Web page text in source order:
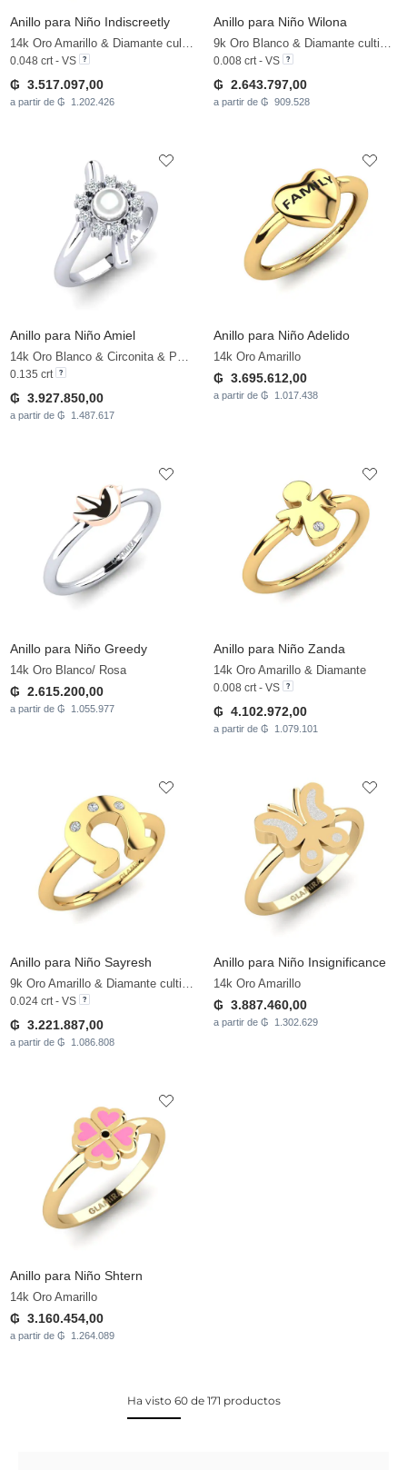
Anillo para Niño Indiscreetly
14k Oro Amarillo & Diamante cultivado en laboratorio
0.048 crt - VS
₲ 3.517.097,00
a partir de ₲ 1.202.426
Anillo para Niño Wilona
9k Oro Blanco & Diamante cultivado en laboratorio
0.008 crt - VS
₲ 2.643.797,00
a partir de ₲ 909.528
Anillo para Niño Amiel
14k Oro Blanco & Circonita & Perla blanca
0.135 crt
₲ 3.927.850,00
a partir de ₲ 1.487.617
Anillo para Niño Adelido
14k Oro Amarillo
₲ 3.695.612,00
a partir de ₲ 1.017.438
Anillo para Niño Greedy
14k Oro Blanco/ Rosa
₲ 2.615.200,00
a partir de ₲ 1.055.977
Anillo para Niño Zanda
14k Oro Amarillo & Diamante
0.008 crt - VS
₲ 4.102.972,00
a partir de ₲ 1.079.101
Anillo para Niño Sayresh
9k Oro Amarillo & Diamante cultivado en laboratorio
0.024 crt - VS
₲ 3.221.887,00
a partir de ₲ 1.086.808
Anillo para Niño Insignificance
14k Oro Amarillo
₲ 3.887.460,00
a partir de ₲ 1.302.629
Anillo para Niño Shtern
14k Oro Amarillo
₲ 3.160.454,00
a partir de ₲ 1.264.089
Ha visto 60 de 171 productos